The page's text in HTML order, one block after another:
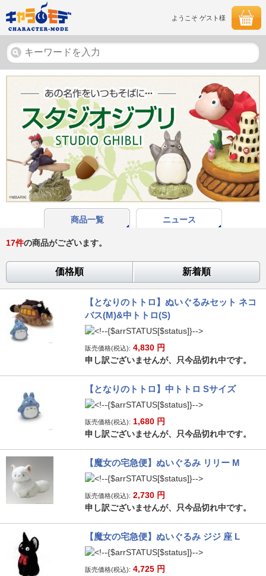
ようこそ ゲスト様
商品一覧 ニュース
17件の商品がございます。
価格順 新着順
【となりのトトロ】ぬいぐるみセット ネコ
バス(M)&中トトロ(S)
販売価格(税込): 4,830 円
申し訳ございませんが、只今品切れ中です。
【となりのトトロ】中トトロ Sサイズ
販売価格(税込): 1,680 円
申し訳ございませんが、只今品切れ中です。
【魔女の宅急便】ぬいぐるみ リリー M
販売価格(税込): 2,730 円
申し訳ございませんが、只今品切れ中です。
【魔女の宅急便】ぬいぐるみ ジジ 座 L
販売価格(税込): 4,725 円